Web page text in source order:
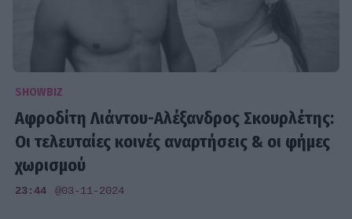
SHOWBIZ
Αφροδίτη Λιάντου-Αλέξανδρος Σκουρλέτης:
Οι τελευταίες κοινές αναρτήσεις & οι φήμες
χωρισμού
23:44 @03-11-2024